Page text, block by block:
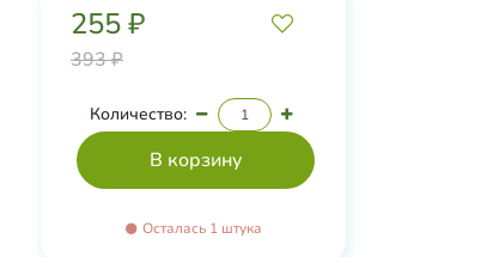
255 ₽
393 ₽
Количество:
Осталась 1 штука